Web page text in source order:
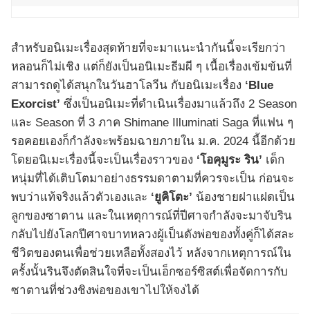
สำหรับอนิเมะเรื่องสุดท้ายที่จะมาแนะนำกันนี้จะเรียกว่า
หลอนก็ไม่เชิง แต่ก็ยังเป็นอนิเมะธีมผี ๆ เนื้อเรื่องเข้มข้นที่
สามารถดูได้สนุกในวันฮาโลวีน กับอนิเมะเรื่อง ‘Blue
Exorcist’ ซึ่งเป็นอนิเมะที่ดำเนินเรื่องมาแล้วถึง 2 Season
และ Season ที่ 3 ภาค Shimane Illuminati Saga ที่แฟน ๆ
รอคอยเองก็กำลังจะพร้อมฉายภายใน ม.ค. 2024 นี้อีกด้วย
โดยอนิเมะเรื่องนี้จะเป็นเรื่องราวของ ‘โอคุมูระ ริน’ เด็ก
หนุ่มที่ได้เติบโตมาอย่างธรรมดาตามที่ควรจะเป็น ก่อนจะ
พบว่าแท้จริงแล้วตัวเองและ ‘ยูคิโตะ’ น้องชายฝาแฝดเป็น
ลูกของซาตาน และในเหตุการณ์ที่ปีศาจกำลังจะมาจับริน
กลับไปยังโลกปีศาจบาทหลวงผู้เป็นดังพ่อของทั้งคู่ก็ได้สละ
ชีวิตของตนเพื่อช่วยเหลือทั้งสองไว้ หลังจากเหตุการณ์ใน
ครั้งนั้นรินจึงตัดสินใจที่จะเป็นเอ็กซอร์ซิสต์เพื่อจัดการกับ
ซาตานที่ช่วงชิงพ่อของเขาไปให้จงได้